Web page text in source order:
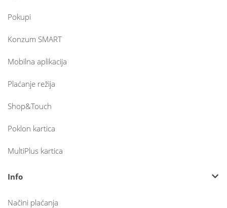
Pokupi
Konzum SMART
Mobilna aplikacija
Plaćanje režija
Shop&Touch
Poklon kartica
MultiPlus kartica
Info
Načini plaćanja